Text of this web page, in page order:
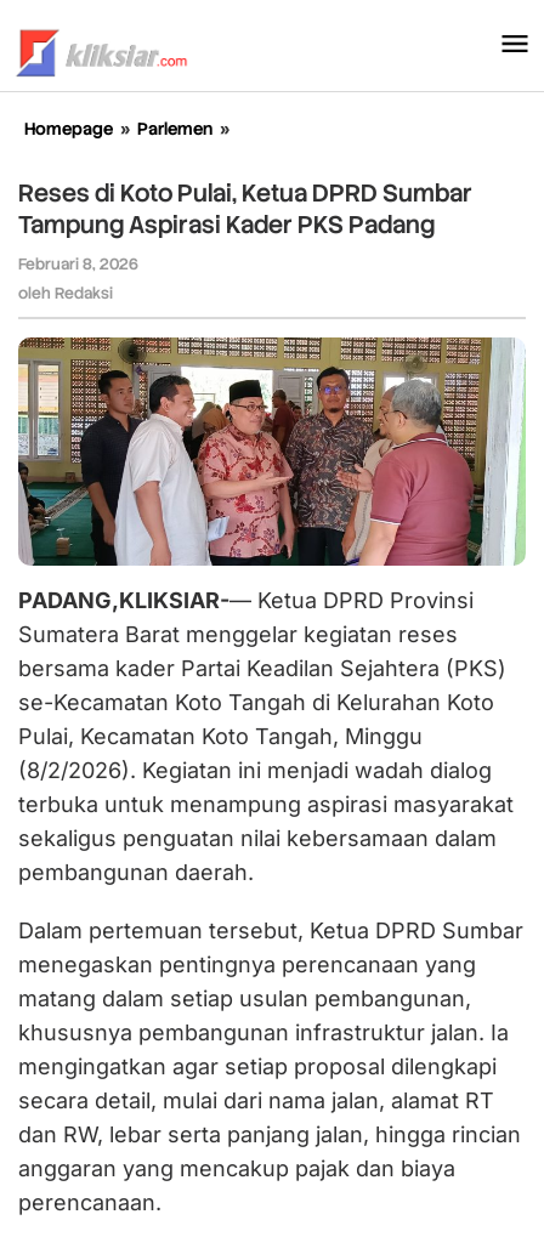
konten
Homepage » Parlemen »
Koto
Pulai,
Ketua
Aspirasi
Kader
PKS
Padang
Reses di Koto Pulai, Ketua DPRD Sumbar
Tampung Aspirasi Kader PKS Padang
Februari 8, 2026
oleh Redaksi
PADANG,KLIKSIAR-— Ketua DPRD Provinsi
Sumatera Barat menggelar kegiatan reses
bersama kader Partai Keadilan Sejahtera (PKS)
se-Kecamatan Koto Tangah di Kelurahan Koto
Pulai, Kecamatan Koto Tangah, Minggu
(8/2/2026). Kegiatan ini menjadi wadah dialog
terbuka untuk menampung aspirasi masyarakat
sekaligus penguatan nilai kebersamaan dalam
pembangunan daerah.
Dalam pertemuan tersebut, Ketua DPRD Sumbar
menegaskan pentingnya perencanaan yang
matang dalam setiap usulan pembangunan,
khususnya pembangunan infrastruktur jalan. Ia
mengingatkan agar setiap proposal dilengkapi
secara detail, mulai dari nama jalan, alamat RT
dan RW, lebar serta panjang jalan, hingga rincian
anggaran yang mencakup pajak dan biaya
perencanaan.